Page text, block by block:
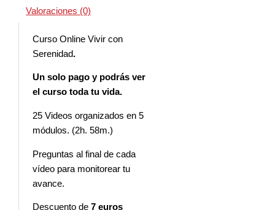
Valoraciones (0)
Curso Online Vivir con
Serenidad.
Un solo pago y podrás ver
el curso toda tu vida.
25 Videos organizados en 5
módulos. (2h. 58m.)
Preguntas al final de cada
vídeo para monitorear tu
avance.
Descuento de7 euros